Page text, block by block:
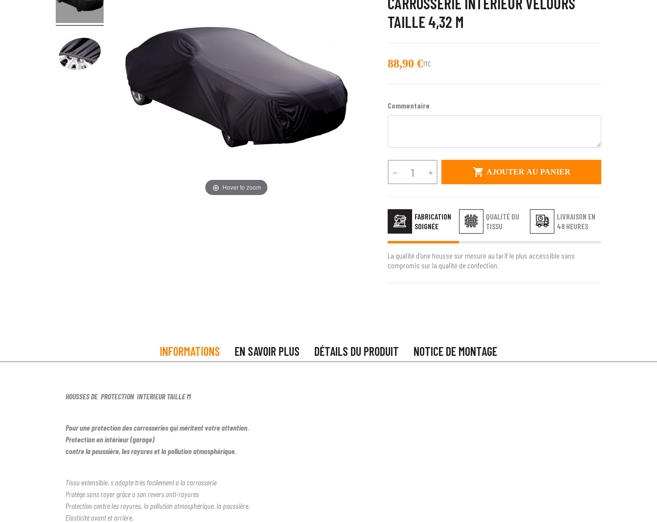
Hover to zoom
TAILLE 4,32 M
88,90 €TTC
Commentaire
   AJOUTER AU PANIER
FABRICATION
SOIGNÉE
QUALITÉ DU
TISSU
LIVRAISON EN
48 HEURES
La qualité d'une housse sur mesure au tarif le plus accessible sans
compromis sur la qualité de confection.
INFORMATIONS EN SAVOIR PLUS DÉTAILS DU PRODUIT NOTICE DE MONTAGE
HOUSSES DE PROTECTION INTERIEUR TAILLE M
Pour une protection des carrosseries qui méritent votre attention.
Protection en intérieur (garage)
contre la poussière, les rayures et la pollution atmosphérique.
Tissu extensible, s adapte très facilement a la carrosserie
Protège sans rayer grâce a son revers anti-rayures
Protection contre les rayures, la pollution atmosphérique, la poussière.
Elasticité avant et arrière.